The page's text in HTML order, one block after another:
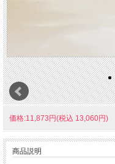
価格:11,873円(税込 13,060円)
商品説明